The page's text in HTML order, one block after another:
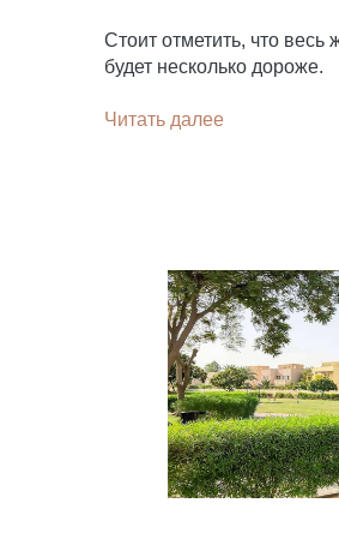
Стоит отметить, что
будет несколько дороже.
Читать далее